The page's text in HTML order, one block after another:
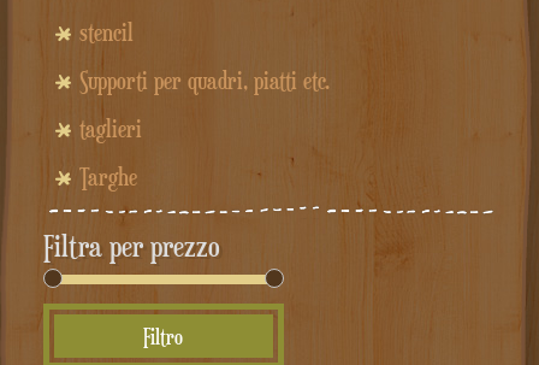
stencil
Supporti per quadri, piatti etc.
taglieri
Targhe
Filtra per prezzo
Filtro